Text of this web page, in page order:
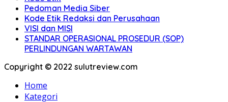
Pedoman Media Siber
Kode Etik Redaksi dan Perusahaan
VISI dan MISI
STANDAR OPERASIONAL PROSEDUR (SOP)
PERLINDUNGAN WARTAWAN
Copyright © 2022 sulutreview.com
Home
Kategori